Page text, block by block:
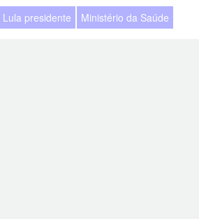
Lula presidente Ministério da Saúde